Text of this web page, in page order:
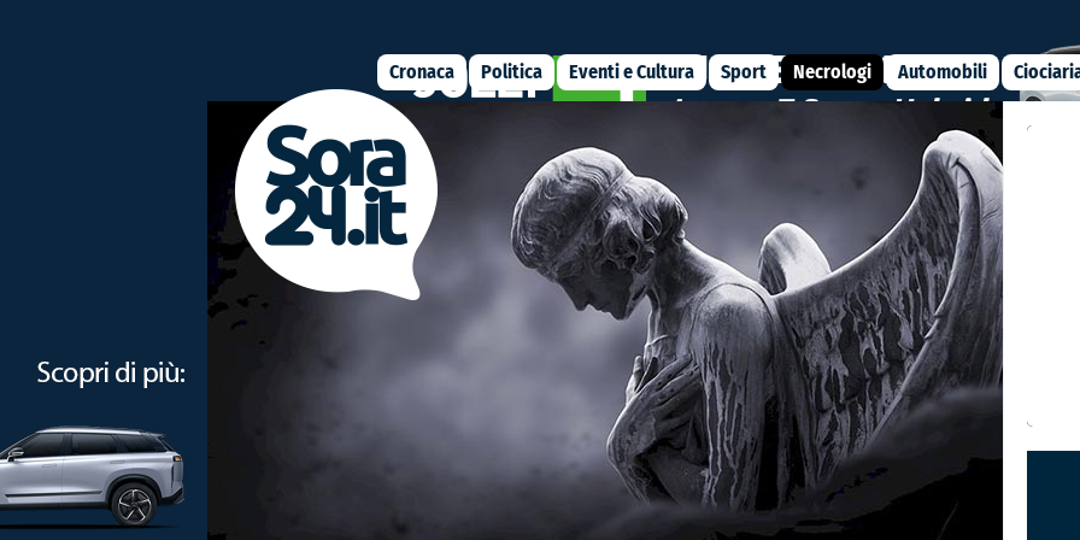
Cronaca Politica Eventi e Cultura Sport Necrologi Automobili